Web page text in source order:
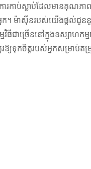
កាប់ស្លាប់ដែលមានគុណភាព
នក។ ម៉ាស៊ីនរបស់យើងផ្តល់ជូ
វិធីជាច្រើននៅក្នុងឧស្សាហកម្
ឱ្យទុកចិត្តរបស់អ្នកសម្រាប់តម្